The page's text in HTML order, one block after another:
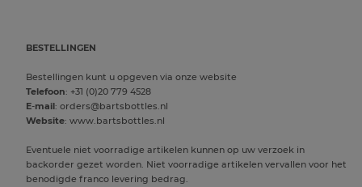
BESTELLINGEN
Bestellingen kunt u opgeven via onze website
Telefoon: +31 (0)20 779 4528
E-mail: orders@bartsbottles.nl
Website: www.bartsbottles.nl
Eventuele niet voorradige artikelen kunnen op uw verzoek in
backorder gezet worden. Niet voorradige artikelen vervallen voor het
benodigde franco levering bedrag.